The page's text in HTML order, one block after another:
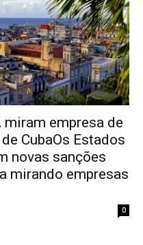
miram empresa de
CubaOs Estados
novas sanções
mirando empresas
0